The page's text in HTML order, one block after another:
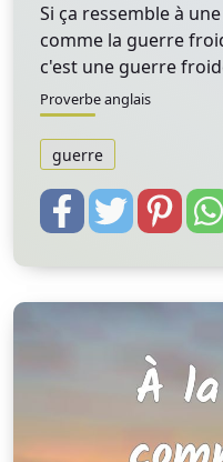
Si ça ressemble à
comme la guerre
c'est une guerre
Proverbe anglais
guerre